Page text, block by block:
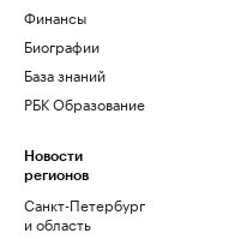
Финансы
Биографии
База знаний
РБК Образование
Новости
регионов
Санкт-Петербург
и область